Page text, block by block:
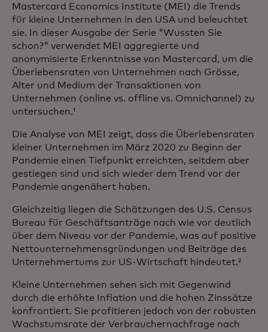
Mastercard Economics Institute (MEI) die Trends
für kleine Unternehmen in den USA und beleuchtet
sie. In dieser Ausgabe der Serie "Wussten Sie
schon?" verwendet MEI aggregierte und
anonymisierte Erkenntnisse von Mastercard, um die
Überlebensraten von Unternehmen nach Grösse,
Alter und Medium der Transaktionen von
Unternehmen (online vs. offline vs. Omnichannel) zu
untersuchen.¹
Die Analyse von MEI zeigt, dass die Überlebensraten
kleiner Unternehmen im März 2020 zu Beginn der
Pandemie einen Tiefpunkt erreichten, seitdem aber
gestiegen sind und sich wieder dem Trend vor der
Pandemie angenähert haben.
Gleichzeitig liegen die Schätzungen des U.S. Census
Bureau für Geschäftsanträge nach wie vor deutlich
über dem Niveau vor der Pandemie, was auf positive
Nettounternehmensgründungen und Beiträge des
Unternehmertums zur US-Wirtschaft hindeutet.²
Kleine Unternehmen sehen sich mit Gegenwind
durch die erhöhte Inflation und die hohen Zinssätze
konfrontiert. Sie profitieren jedoch von der robusten
Wachstumsrate der Verbrauchernachfrage nach